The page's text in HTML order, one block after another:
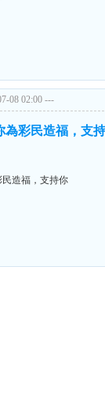
08 02:00 ---
為彩民造福，支
造福，支持你